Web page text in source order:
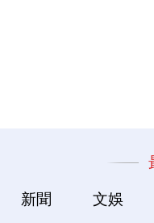
新聞 文娛